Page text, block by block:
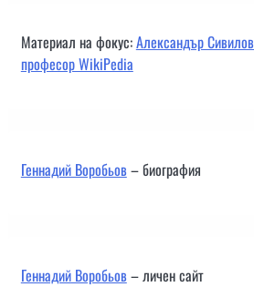
Материал на фокус:Александър
професор WikiPedia
Геннадий Воробьов– биография
Геннадий Воробьов– личен сайт